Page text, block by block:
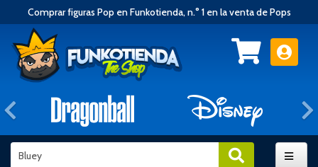
Comprar figuras Pop en Funkotienda, n.° 1 en la venta de Pops
Anterior